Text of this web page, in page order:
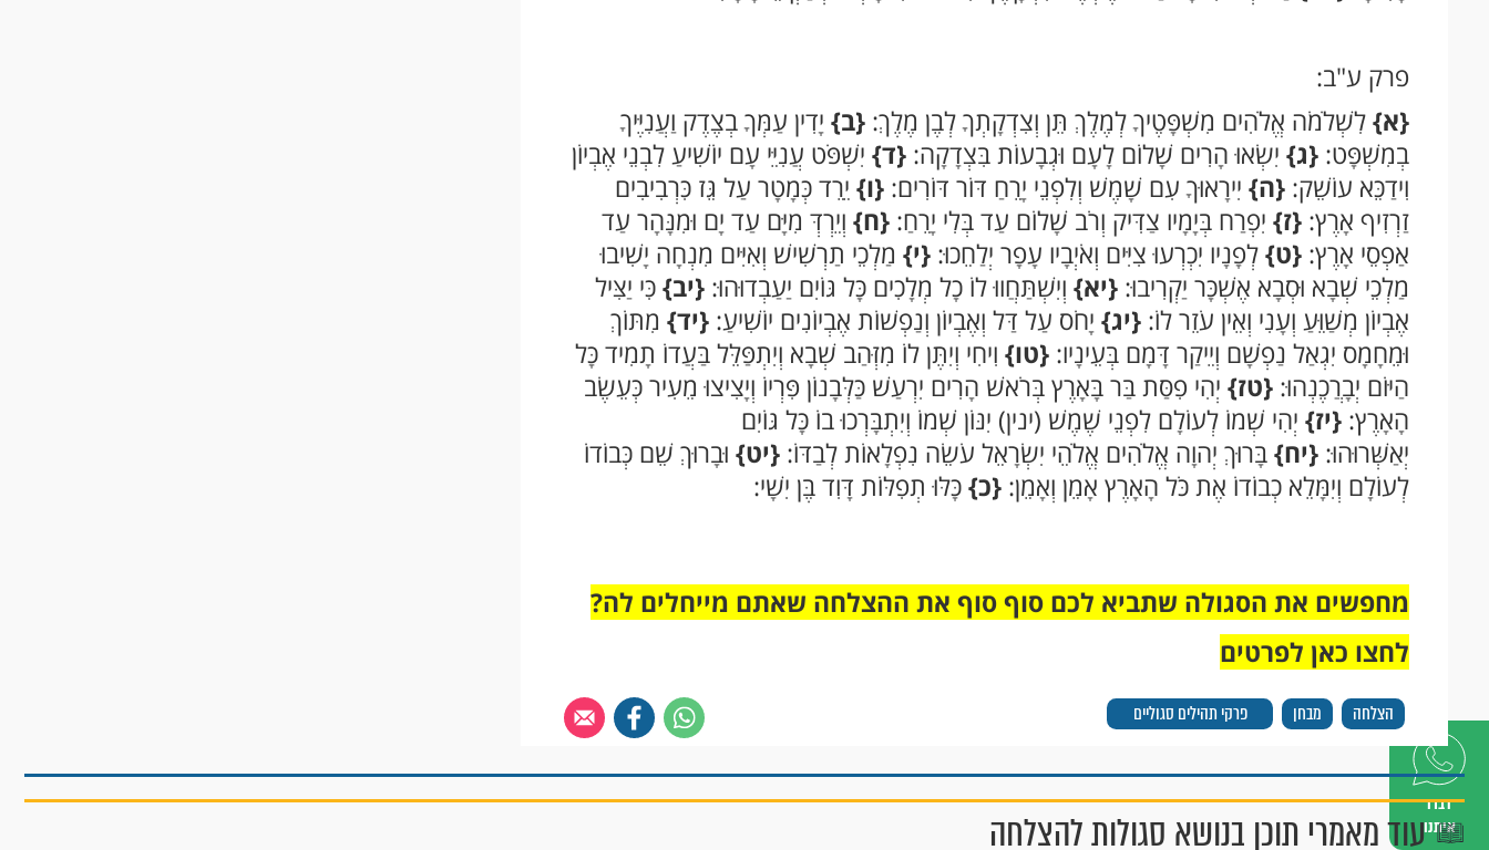
דברו
איתנו
פרק ע"ב:
{א}לִשְׁלֹמֹה אֱלֹהִים מִשְׁפָּטֶיךָ לְמֶלֶךְ תֵּן וְצִדְקָתְךָ לְבֶן מֶלֶךְ: {ב} יָדִין עַמְּךָ בְצֶדֶק וַעֲנִיֶּיךָ
בְמִשְׁפָּט: {ג} יִשְׂאוּ הָרִים שָׁלוֹם לָעָם וּגְבָעוֹת בִּצְדָקָה: {ד} יִשְׁפֹּט עֲנִיֵּי עָם יוֹשִׁיעַ לִבְנֵי אֶבְיוֹן
וִידַכֵּא עוֹשֵׁק: {ה} יִירָאוּךָ עִם שָׁמֶשׁ וְלִפְנֵי יָרֵחַ דּוֹר דּוֹרִים: {ו} יֵרֵד כְּמָטָר עַל גֵּז כִּרְבִיבִים
זַרְזִיף אָרֶץ: {ז} יִפְרַח בְּיָמָיו צַדִּיק וְרֹב שָׁלוֹם עַד בְּלִי יָרֵחַ: {ח} וְיֵרְדְּ מִיָּם עַד יָם וּמִנָּהָר עַד
אַפְסֵי אָרֶץ: {ט}לְפָנָיו יִכְרְעוּ צִיִּים וְאֹיְבָיו עָפָר יְלַחֵכוּ: {י} מַלְכֵי תַרְשִׁישׁ וְאִיִּים מִנְחָה יָשִׁיבוּ
מַלְכֵי שְׁבָא וּסְבָא אֶשְׁכָּר יַקְרִיבוּ: {יא} וְיִשְׁתַּחֲווּ לוֹ כָל מְלָכִים כָּל גּוֹיִם יַעַבְדוּהוּ: {יב}כִּי יַצִּיל
אֶבְיוֹן מְשַׁוֵּעַ וְעָנִי וְאֵין עֹזֵר לוֹ: {יג} יָחֹס עַל דַּל וְאֶבְיוֹן וְנַפְשׁוֹת אֶבְיוֹנִים יוֹשִׁיעַ: {יד} מִתּוֹךְ
וּמֵחָמָס יִגְאַל נַפְשָׁם וְיֵיקַר דָּמָם בְּעֵינָיו: {טו} וִיחִי וְיִתֶּן לוֹ מִזְּהַב שְׁבָא וְיִתְפַּלֵּל בַּעֲדוֹ תָמִיד כָּל
הַיּוֹם יְבָרֲכֶנְהוּ: {טז} יְהִי פִסַּת בַּר בָּאָרֶץ בְּרֹאשׁ הָרִים יִרְעַשׁ כַּלְּבָנוֹן פִּרְיוֹ וְיָצִיצוּ מֵעִיר כְּעֵשֶׂב
הָאָרֶץ: {יז} יְהִי שְׁמוֹ לְעוֹלָם לִפְנֵי שֶׁמֶשׁ (ינין) יִנּוֹן שְׁמוֹ וְיִתְבָּרְכוּ בוֹ כָּל גּוֹיִם
יְאַשְּׁרוּהוּ: {יח}בָּרוּךְ יְהוָה אֱלֹהִים אֱלֹהֵי יִשְׂרָאֵל עֹשֵׂה נִפְלָאוֹת לְבַדּוֹ: {יט} וּבָרוּךְ שֵׁם כְּבוֹדוֹ
לְעוֹלָם וְיִמָּלֵא כְבוֹדוֹ אֶת כֹּל הָאָרֶץ אָמֵן וְאָמֵן: {כ}כָּלּוּ תְפִלּוֹת דָּוִד בֶּן יִשָׁי:
הצלחה מבחן פרקי תהילים סגוליים
מחפשים את הסגולה שתביא לכם סוף סוף את ההצלחה שאתם מייחלים לה?
לחצו כאן לפרטים
עוד מאמרי תוכן בנושא סגולות להצלחה